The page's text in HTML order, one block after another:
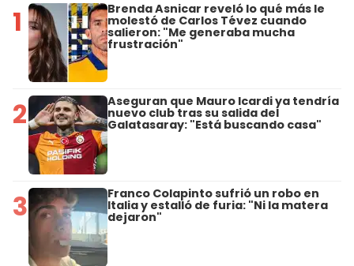
1 Brenda Asnicar reveló lo qué más le
molestó de Carlos Tévez cuando
salieron: "Me generaba mucha
frustración"
2 Aseguran que Mauro Icardi ya tendría
nuevo club tras su salida del
Galatasaray: "Está buscando casa"
3 Franco Colapinto sufrió un robo en
Italia y estalló de furia: "Ni la matera
dejaron"